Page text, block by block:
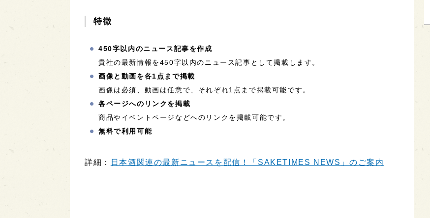
特徴
450字以内のニュース記事を作成
貴社の最新情報を450字以内のニュース記事として掲載します。
画像と動画を各1点まで掲載
画像は必須、動画は任意で、それぞれ1点まで掲載可能です。
各ページへのリンクを掲載
商品やイベントページなどへのリンクを掲載可能です。
無料で利用可能
詳細： 日本酒関連の最新ニュースを配信！「SAKETIMES NEWS」のご案内